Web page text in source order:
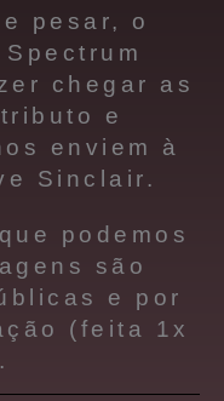
pesar, o
chegar as
e
enviem à
Sinclair.
podemos
são
e por
(feita 1x